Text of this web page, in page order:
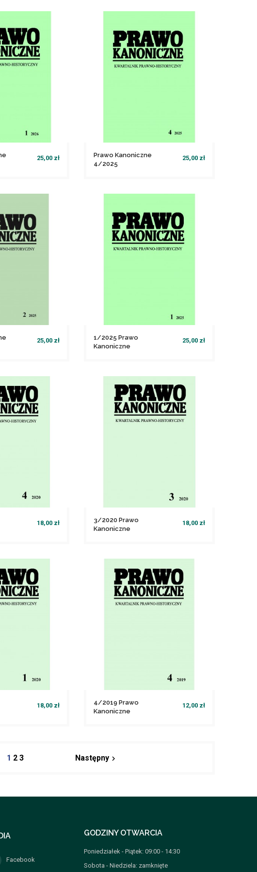
25,00 zł
Prawo Kanoniczne
4/2025
25,00 zł
25,00 zł
1/2025 Prawo
Kanoniczne
25,00 zł
file_download Dodaj do koszyka
18,00 zł
3/2020 Prawo
Kanoniczne
18,00 zł
18,00 zł
4/2019 Prawo
Kanoniczne
12,00 zł
1 2 3 Następny chevron_right
Facebook
GODZINY OTWARCIA
Poniedziałek - Piątek: 09:00 - 14:30
Sobota - Niedziela: zamknięte